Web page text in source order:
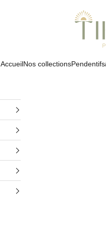
Tihani Perles
AccueilNos collections